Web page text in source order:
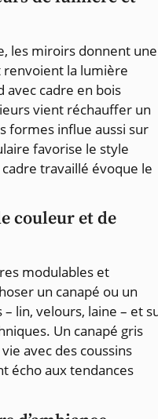
les miroirs donnent une
renvoient la lumière
cadre en bois
vient réchauffer un
formes influe aussi sur
favorise le style
travaillé évoque le
couleur et de
modulables et
un canapé ou un
lin, velours, laine – et
Un canapé gris
avec des coussins
écho aux tendances